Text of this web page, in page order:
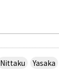
Nittaku
Yasaka